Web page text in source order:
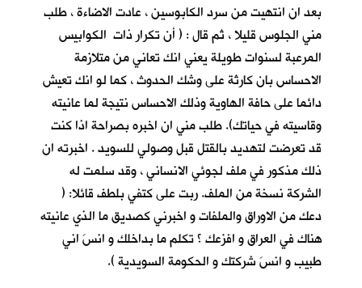
بعد ان انتهيت من سرد الكابوسين ، عادت الاضاءة ، طلب
مني الجلوس قليلا ، ثم قال : ( أن تكرار ذات الكوابيس
المرعبة لسنوات طويلة يعني انك تعاني من متلازمة
الاحساس بان كارثة على وشك الحدوث ، كما لو انك تعيش
دائما على حافة الهاوية وذلك الاحساس نتيجة لما عانيته
وقاسيته في حياتك). طلب مني ان اخبره بصراحة اذا كنت
قد تعرضت لتهديد بالقتل قبل وصولي للسويد . اخبرته ان
ذلك مذكور في ملف لجوئي الانساني ، وقد سلمت له
الشركة نسخة من الملف. ربت على كتفي بلطف قائلا: (
دعك من الاوراق والملفات و اخبرني كصديق ما الذي عانيته
هناك في العراق و افزعك ؟ تكلم ما بداخلك و انسَ اني
طبيب و انسَ شركتك و الحكومة السويدية ).